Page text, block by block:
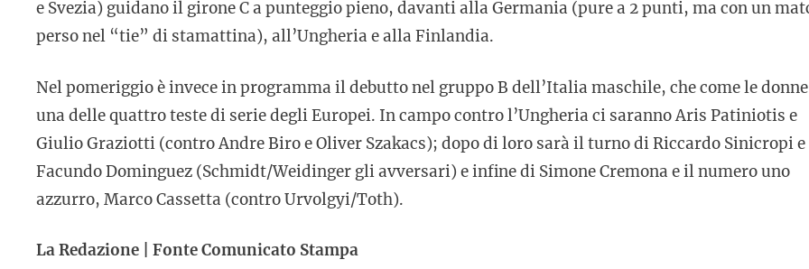
e Svezia) guidano il girone C a punteggio pieno, davanti alla Germania (pure a 2 punti, ma con un
perso nel “tie” di stamattina), all’Ungheria e alla Finlandia.
Nel pomeriggio è invece in programma il debutto nel gruppo B dell’Italia maschile, che come le
una delle quattro teste di serie degli Europei. In campo contro l’Ungheria ci saranno Aris Patiniotis e
Giulio Graziotti (contro Andre Biro e Oliver Szakacs); dopo di loro sarà il turno di Riccardo Sinicropi e
Facundo Dominguez (Schmidt/Weidinger gli avversari) e infine di Simone Cremona e il numero uno
azzurro, Marco Cassetta (contro Urvolgyi/Toth).
La Redazione | Fonte Comunicato Stampa